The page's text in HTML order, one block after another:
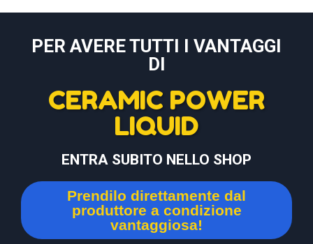
PER AVERE TUTTI I VANTAGGI
DI
CERAMIC POWER
LIQUID
ENTRA SUBITO NELLO SHOP
Prendilo direttamente dal
produttore a condizione
vantaggiosa!